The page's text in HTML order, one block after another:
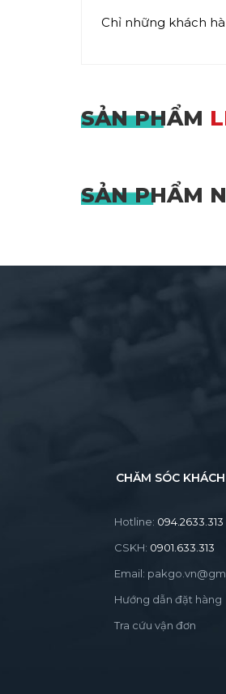
Chỉ những khách
SẢN PHẨM
SẢN PHẨM
CHĂM SÓC
Hotline: 094.2633.313
CSKH: 0901.633.313
Email:
Hướng dẫn đặt hàng
Tra cứu vận đơn